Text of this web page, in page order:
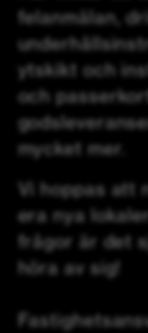
felanmälan,
ytskikt och
och
mycket mer.
Vi hoppas att
era nya
frågor är det
höra av sig!